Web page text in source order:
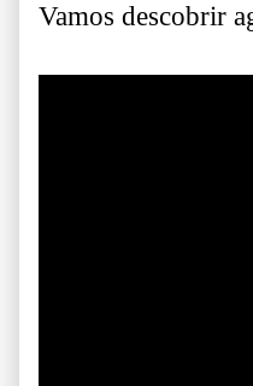
Vamos descobrir